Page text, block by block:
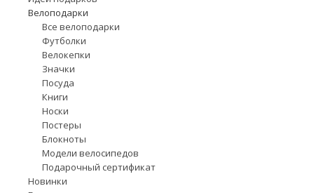
Велоподарки
Все велоподарки
Футболки
Велокепки
Значки
Посуда
Книги
Носки
Постеры
Блокноты
Модели велосипедов
Подарочный сертификат
Новинки